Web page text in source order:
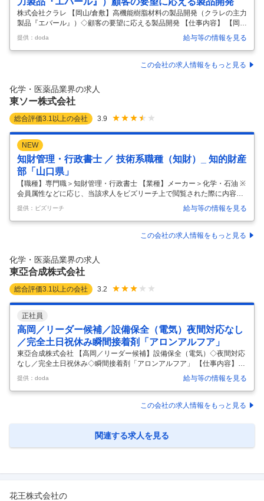
株式会社クラレ 【岡山/倉敷】高機能樹脂材料の製品開発（クラレの主力
製品『エバール』）◇顧客の要望に応える製品開発 【仕事内容】 【岡
山/倉敷】高機能樹脂材料の製品開発（クラレの主力製品『エバール』）
◇顧客の要望に応える製品開発 【具体的な仕事内容】 【プライム上場／
大学院卒の社員が多数活躍◎腰を据えて製品開発に取り組める環境／将
来は新規テーマの提案・開発もお任せ予定】 ■職務内容： 当社主力製品
体的な業務内容＞ ・サスティナビリティ、サーキュラーエコノミー等の
市場要…
提供：doda 給与等の情報を見る
この会社の求人情報をもっと見る
化学・医薬品業界の求人
東ソー株式会社
総合評価3.1 以上の会社 3.9
NEW
知財管理・行政書士 ／ 技術系職種（知財）_ 知的財産
部「山口県」
【職種】専門職＞知財管理・行政書士 【業種】メーカー＞化学・石油 ※
会員属性などに応じ、当該求人をビズリーチ上で閲覧された際に内容が
異なる場合があります ＜仕事内容＞ ・職務は、特許出願、契約、発明発
掘などを行うリエゾン業務です。 ・研究員と直接コミュニケーションを
とり、新製品の創出に携わって頂きます。 ＜募集背景＞ 当社は総合化学
メーカーであり、３つのコア（クロル・アルカリ、石油化学、機能商
戦略に着手しています。知財マインドがあり、新しい取組みに挑戦でき
る人材を募集…
提供：ビズリーチ 給与等の情報を見る
この会社の求人情報をもっと見る
化学・医薬品業界の求人
東亞合成株式会社
総合評価3.1 以上の会社 3.2
正社員
高岡／リーダー候補／設備保全（電気）夜間対応なし
／完全土日祝休み瞬間接着剤「アロンアルフア」
東亞合成株式会社 【高岡／リーダー候補】設備保全（電気）◇夜間対応
なし／完全土日祝休み◇瞬間接着剤「アロンアルフア」 【仕事内容】
【高岡／リーダー候補】設備保全（電気）◇夜間対応なし／完全土日祝
休み◇瞬間接着剤「アロンアルフア」 【具体的な仕事内容】 ～瞬間接着
剤「アロンアルフア」でおなじみ／自社プラント設備の設計～エンジニ
アリング会社の取りまとめ等／完全土日祝休み・全社平均残業10H・自
活躍～ ■業務内容 .化学工場の受変電設備、化学プラント機器の電気設
備・計装設備の点検更新計画・設計、工事監理 ・設備：工場の受変電設
提供：doda 給与等の情報を見る
この会社の求人情報をもっと見る
関連する求人を見る
花王株式会社の